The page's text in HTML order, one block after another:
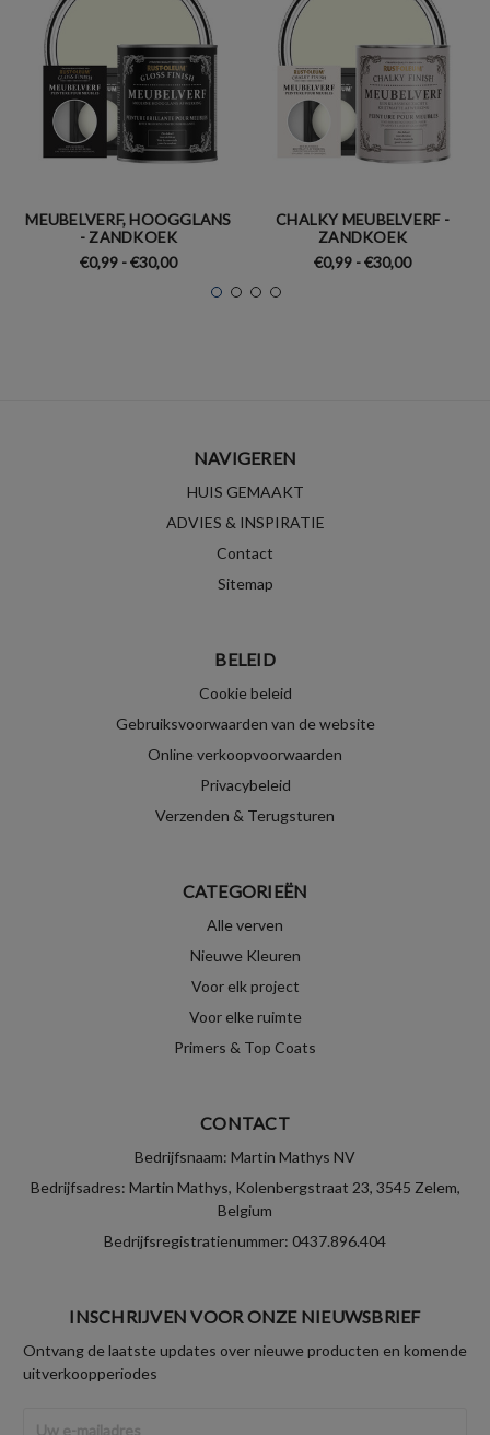
MEUBELVERF, HOOGGLANS
- ZANDKOEK
€0,99 - €30,00
CHALKY MEUBELVERF -
ZANDKOEK
€0,99 - €30,00
NAVIGEREN
HUIS GEMAAKT
ADVIES & INSPIRATIE
Contact
Sitemap
BELEID
Cookie beleid
Gebruiksvoorwaarden van de website
Online verkoopvoorwaarden
Privacybeleid
Verzenden & Terugsturen
CATEGORIEËN
Alle verven
Nieuwe Kleuren
Voor elk project
Voor elke ruimte
Primers & Top Coats
CONTACT
Bedrijfsnaam: Martin Mathys NV
Bedrijfsadres: Martin Mathys, Kolenbergstraat 23, 3545 Zelem,
Belgium
Bedrijfsregistratienummer: 0437.896.404
INSCHRIJVEN VOOR ONZE NIEUWSBRIEF
Ontvang de laatste updates over nieuwe producten en komende
uitverkoopperiodes